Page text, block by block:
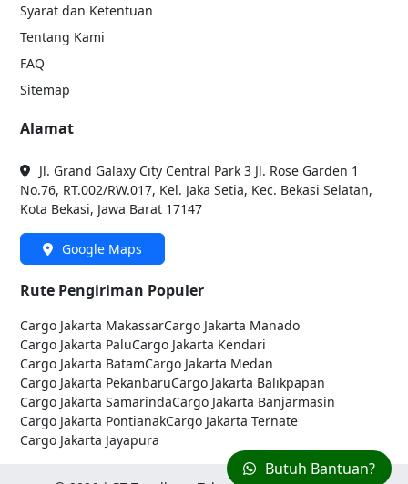
Butuh Bantuan?
Syarat dan Ketentuan
Tentang Kami
FAQ
Sitemap
Alamat
Jl. Grand Galaxy City Central Park 3 Jl. Rose Garden 1
No.76, RT.002/RW.017, Kel. Jaka Setia, Kec. Bekasi Selatan,
Kota Bekasi, Jawa Barat 17147
Google Maps
Rute Pengiriman Populer
Cargo Jakarta MakassarCargo Jakarta Manado
Cargo Jakarta PaluCargo Jakarta Kendari
Cargo Jakarta BatamCargo Jakarta Medan
Cargo Jakarta PekanbaruCargo Jakarta Balikpapan
Cargo Jakarta SamarindaCargo Jakarta Banjarmasin
Cargo Jakarta PontianakCargo Jakarta Ternate
Cargo Jakarta Jayapura